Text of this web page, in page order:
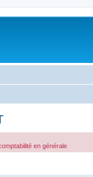
en générale